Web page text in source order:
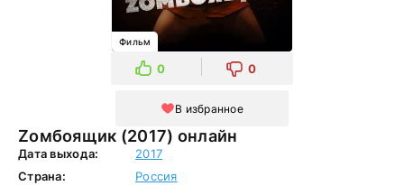
Zомбоящик (2017) онлайн
Фильм
0 0
В избранное
Дата выхода:
2017
Страна:
Россия